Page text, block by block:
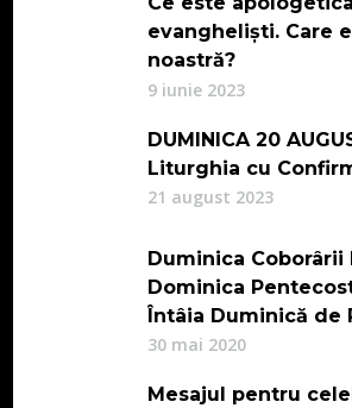
evangheliști. Care
noastră?
9 iunie 2023
DUMINICA 20
Liturghia cu
21 august 2023
Duminica Coborârii
Dominica
Întâia Duminică de
30 mai 2020
Mesajul pentru